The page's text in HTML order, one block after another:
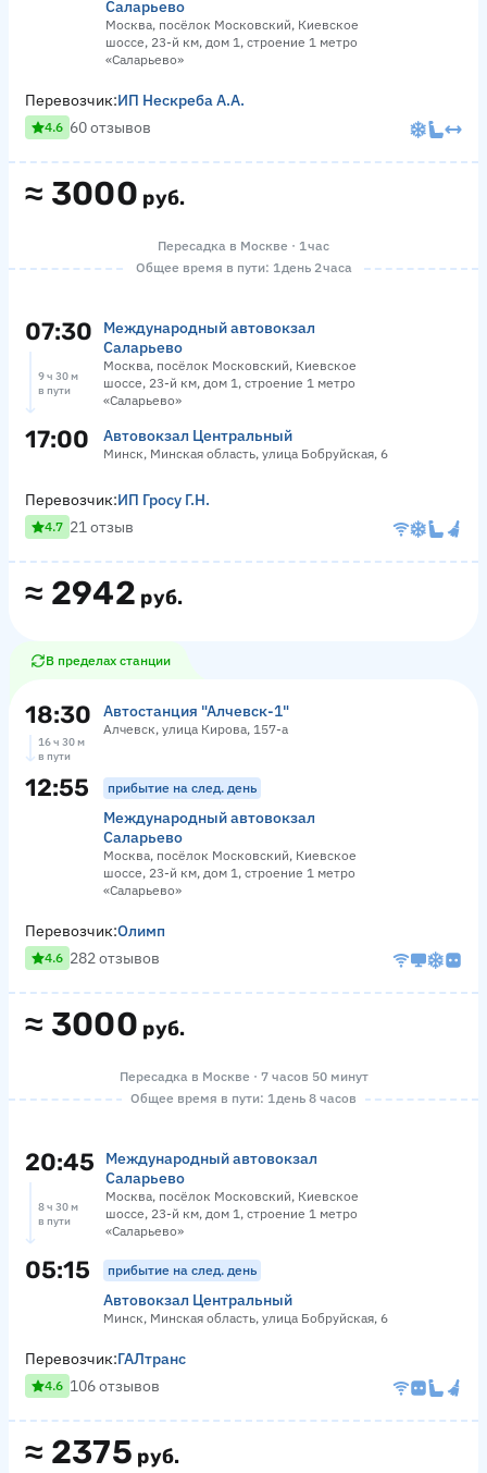
Саларьево
Москва, посёлок Московский, Киевское
шоссе, 23-й км, дом 1, строение 1 метро
«Саларьево»
≈ 3000 руб.
Перевозчик:ИП Нескреба А.А.
4.6 60 отзывов
Пересадка в Москве · 1 час
Общее время в пути: 1 день 2 часа
07:30
Международный автовокзал
Саларьево
Москва, посёлок Московский, Киевское
шоссе, 23-й км, дом 1, строение 1 метро
«Саларьево»
9 ч 30 м
в пути
17:00 Автовокзал Центральный
Минск, Минская область, улица Бобруйская, 6
≈ 2942 руб.
Перевозчик:ИП Гросу Г.Н.
4.7 21 отзыв
В пределах станции
18:30 Автостанция "Алчевск-1"
Алчевск, улица Кирова, 157-а
16 ч 30 м
в пути
12:55 прибытие на след. день
Международный автовокзал
Саларьево
Москва, посёлок Московский, Киевское
шоссе, 23-й км, дом 1, строение 1 метро
«Саларьево»
≈ 3000 руб.
Перевозчик:Олимп
4.6 282 отзывов
Пересадка в Москве · 7 часов 50 минут
Общее время в пути: 1 день 8 часов
20:45
Международный автовокзал
Саларьево
Москва, посёлок Московский, Киевское
шоссе, 23-й км, дом 1, строение 1 метро
«Саларьево»
8 ч 30 м
в пути
05:15 прибытие на след. день
Автовокзал Центральный
Минск, Минская область, улица Бобруйская, 6
≈ 2375 руб.
Перевозчик:ГАЛтранс
4.6 106 отзывов